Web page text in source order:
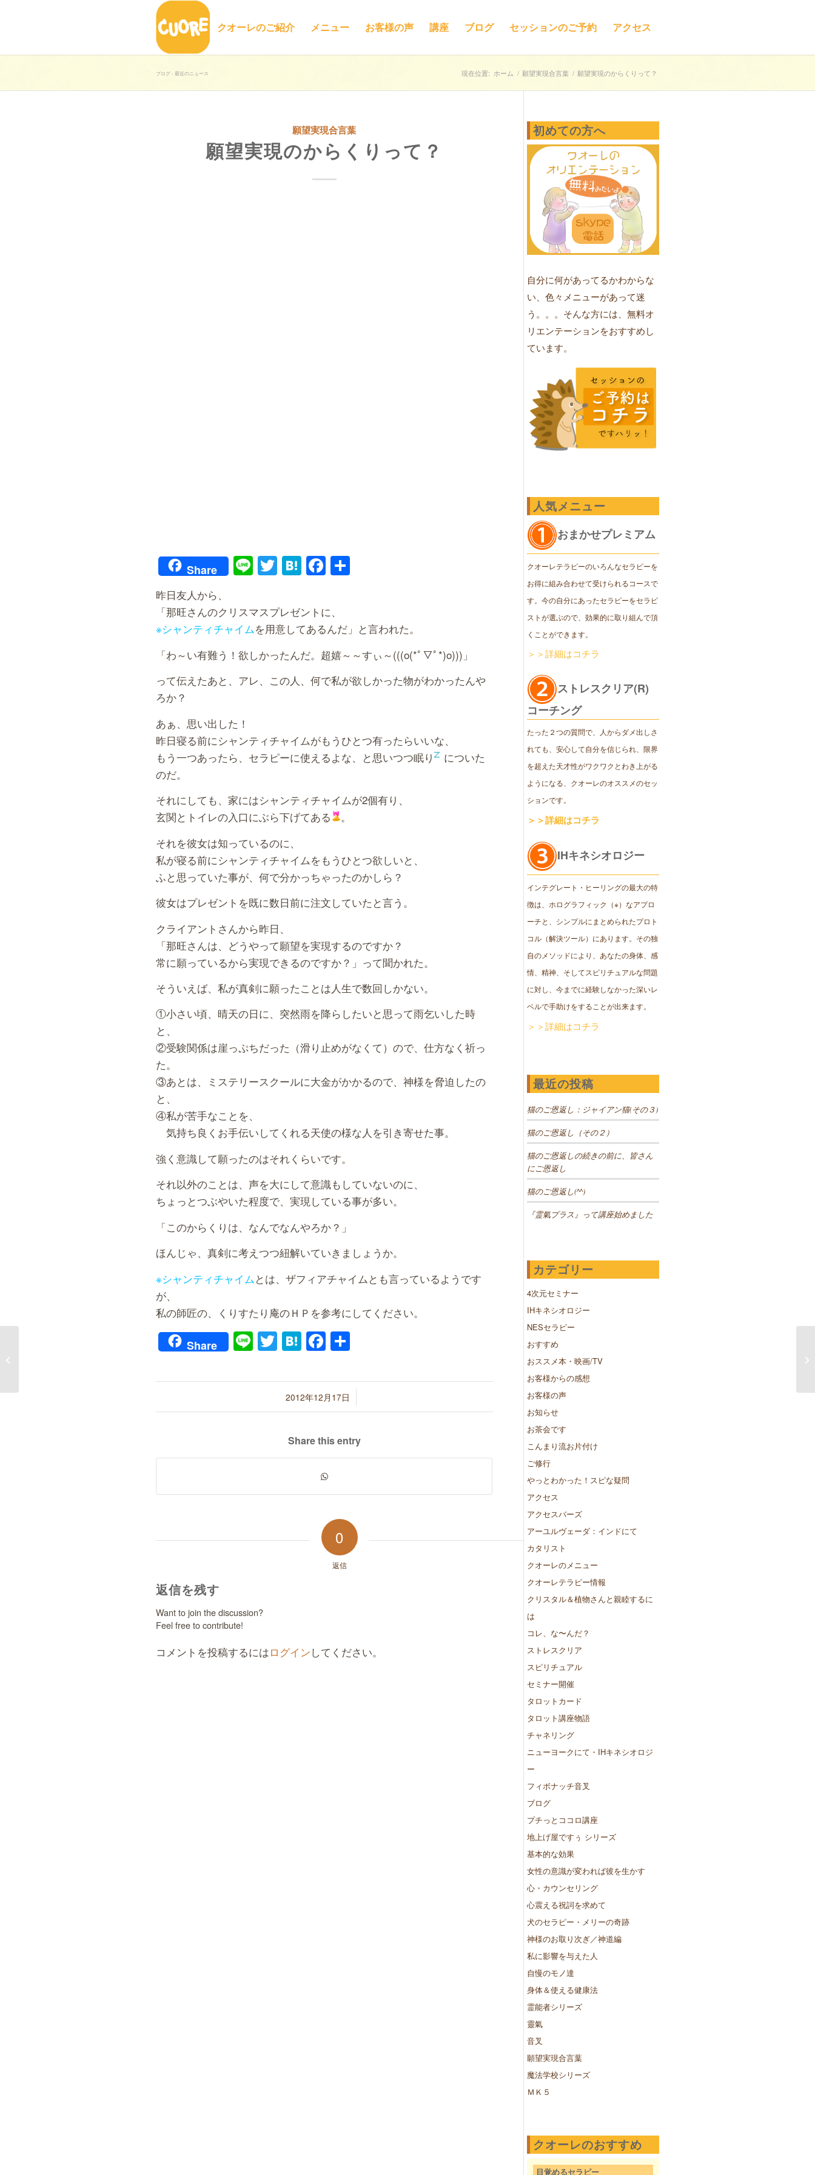
クオーレのご紹介 メニュー お客様の声 講座 ブログ セッションのご予約 アクセス
ブログ - 最近のニュース 現在位置: ホーム / 願望実現合言葉 / 願望実現のからくりって？
願望実現合言葉
願望実現のからくりって？
Share LineTwitter
HatenaFacebook
昨日友人から、
「那旺さんのクリスマスプレゼントに、
※シャンティチャイムを用意してあるんだ」と言われた。
「わ～い有難う！欲しかったんだ。超嬉～～すぃ～(((o(*ﾟ▽ﾟ*)o)))」
って伝えたあと、アレ、この人、何で私が欲しかった物がわかったんや
ろか？
あぁ、思い出した！
昨日寝る前にシャンティチャイムがもうひとつ有ったらいいな、
もう一つあったら、セラピーに使えるよな、と思いつつ眠り
についた
のだ。
それにしても、家にはシャンティチャイムが2個有り、
玄関とトイレの入口にぶら下げてある
。
それを彼女は知っているのに、
私が寝る前にシャンティチャイムをもうひとつ欲しいと、
ふと思っていた事が、何で分かっちゃったのかしら？
彼女はプレゼントを既に数日前に注文していたと言う。
クライアントさんから昨日、
「那旺さんは、どうやって願望を実現するのですか？
常に願っているから実現できるのですか？」って聞かれた。
そういえば、私が真剣に願ったことは人生で数回しかない。
①小さい頃、晴天の日に、突然雨を降らしたいと思って雨乞いした時
と、
②受験関係は崖っぷちだった（滑り止めがなくて）ので、仕方なく祈っ
た。
③あとは、ミステリースクールに大金がかかるので、神様を脅迫したの
と、
④私が苦手なことを、
気持ち良くお手伝いしてくれる天使の様な人を引き寄せた事。
強く意識して願ったのはそれくらいです。
それ以外のことは、声を大にして意識もしていないのに、
ちょっとつぶやいた程度で、実現している事が多い。
「このからくりは、なんでなんやろか？」
ほんじゃ、真剣に考えつつ紐解いていきましょうか。
※シャンティチャイム とは、ザフィアチャイムとも言っているようです
が、
私の師匠の、くりすたり庵のＨＰを参考にしてください。
Share LineTwitter
HatenaFacebook
2012年12月17日
/
Share this entry
0
返信
返信を残す
Want to join the discussion?
Feel free to contribute!
コメントを投稿するにはログインしてください。
初めての方へ
自分に何があってるかわからな
い、色々メニューがあって迷
う。。。そんな方には、無料オ
リエンテーションをおすすめし
ています。
人気メニュー
おまかせプレミアム
クオーレテラピーのいろんなセラピーを
お得に組み合わせて受けられるコースで
す。今の自分にあったセラピーをセラピ
ストが選ぶので、効果的に取り組んで頂
くことができます。
＞＞詳細はコチラ
ストレスクリア(R)
コーチング
たった２つの質問で、人からダメ出しさ
れても、安心して自分を信じられ、限界
を超えた天才性がワクワクとわき上がる
ようになる、クオーレのオススメのセッ
ションです。
＞＞詳細はコチラ
IHキネシオロジー
インテグレート・ヒーリングの最大の特
徴は、ホログラフィック（※）なアプロ
ーチと、シンプルにまとめられたプロト
コル（解決ツール）にあります。その独
自のメソッドにより、あなたの身体、感
情、精神、そしてスピリチュアルな問題
に対し、今までに経験しなかった深いレ
ベルで手助けをすることが出来ます。
＞＞詳細はコチラ
最近の投稿
猫のご恩返し：ジャイアン猫(その３)
猫のご恩返し（その２）
猫のご恩返しの続きの前に、皆さん
にご恩返し
猫のご恩返し(^^)
『霊氣プラス』って講座始めました
カテゴリー
4次元セミナー
IHキネシオロジー
NESセラピー
おすすめ
おススメ本・映画/TV
お客様からの感想
お客様の声
お知らせ
お茶会です
こんまり流お片付け
ご修行
やっとわかった！スピな疑問
アクセス
アクセスバーズ
アーユルヴェーダ：インドにて
カタリスト
クオーレのメニュー
クオーレテラピー情報
クリスタル＆植物さんと親睦するに
は
コレ、な〜んだ？
ストレスクリア
スピリチュアル
セミナー開催
タロットカード
タロット講座物語
チャネリング
ニューヨークにて・IHキネシオロジ
ー
フィボナッチ音叉
ブログ
プチっとココロ講座
地上げ屋ですぅ シリーズ
基本的な効果
女性の意識が変われば彼を生かす
心・カウンセリング
心震える祝詞を求めて
犬のセラピー・メリーの奇跡
神様のお取り次ぎ／神道編
私に影響を与えた人
自慢のモノ達
身体＆使える健康法
霊能者シリーズ
靈氣
音叉
願望実現合言葉
魔法学校シリーズ
ＭＫ５
クオーレのおすすめ
目覚めるセラピー